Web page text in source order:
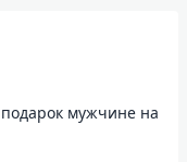
мужчине на